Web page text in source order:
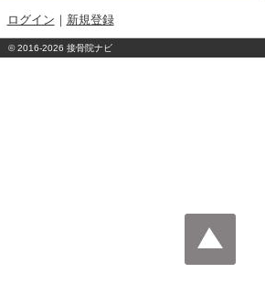
ログイン ｜ 新規登録
©2016-2026 接骨院ナビ